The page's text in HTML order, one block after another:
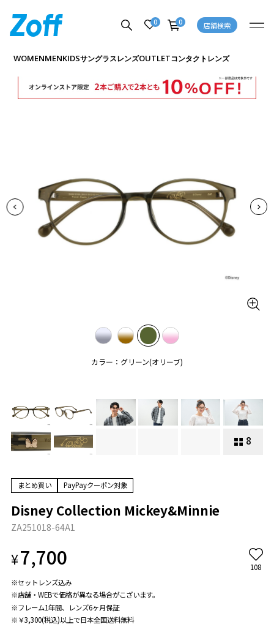
0 0 店舗検索
WOMENMENKIDSサングラスレンズOUTLETコンタクトレンズ
カラー：グリーン(オリーブ)
8
商品詳細ページへ
まとめ買い PayPayクーポン対象
Disney Collection Mickey&Minnie
ZA251018-64A1
¥7,700 108
※セットレンズ込み
※店舗・WEBで価格が異なる場合がこざいます。
※フレーム1年間、レンズ6ヶ月保証
※￥3,300(税込)以上で日本全国送料無料